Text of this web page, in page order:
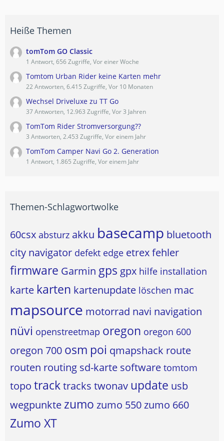
Heiße Themen
tomTom GO Classic
1 Antwort, 656 Zugriffe, Vor einer Woche
Tomtom Urban Rider keine Karten mehr
22 Antworten, 6.415 Zugriffe, Vor 10 Monaten
Wechsel Driveluxe zu TT Go
37 Antworten, 12.963 Zugriffe, Vor 3 Jahren
TomTom Rider Stromversorgung??
3 Antworten, 2.453 Zugriffe, Vor einem Jahr
TomTom Camper Navi Go 2. Generation
1 Antwort, 1.865 Zugriffe, Vor einem Jahr
Themen-Schlagwortwolke
60csx absturz akku basecamp bluetooth
city navigator defekt edge etrexfehler
firmware Garmin gps gpx hilfe installation
karte karten kartenupdate löschen mac
mapsource motorrad navi navigation
nüvi openstreetmap oregon oregon 600
oregon 700 osm poi qmapshack route
routen routing sd-karte software tomtom
topo tracktracks twonav update usb
wegpunkte zumo zumo 550zumo 660
Zumo XT